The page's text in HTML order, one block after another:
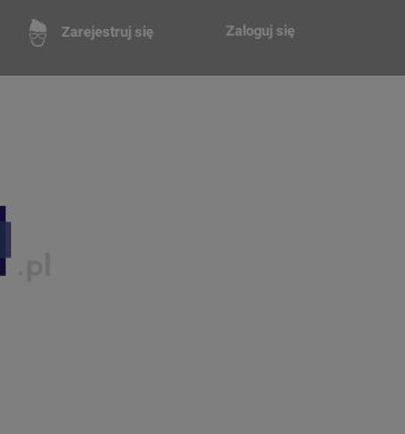
Zarejestruj się Zaloguj się